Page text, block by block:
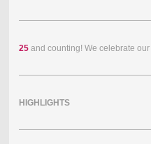
25and counting! We celebrate our
HIGHLIGHTS